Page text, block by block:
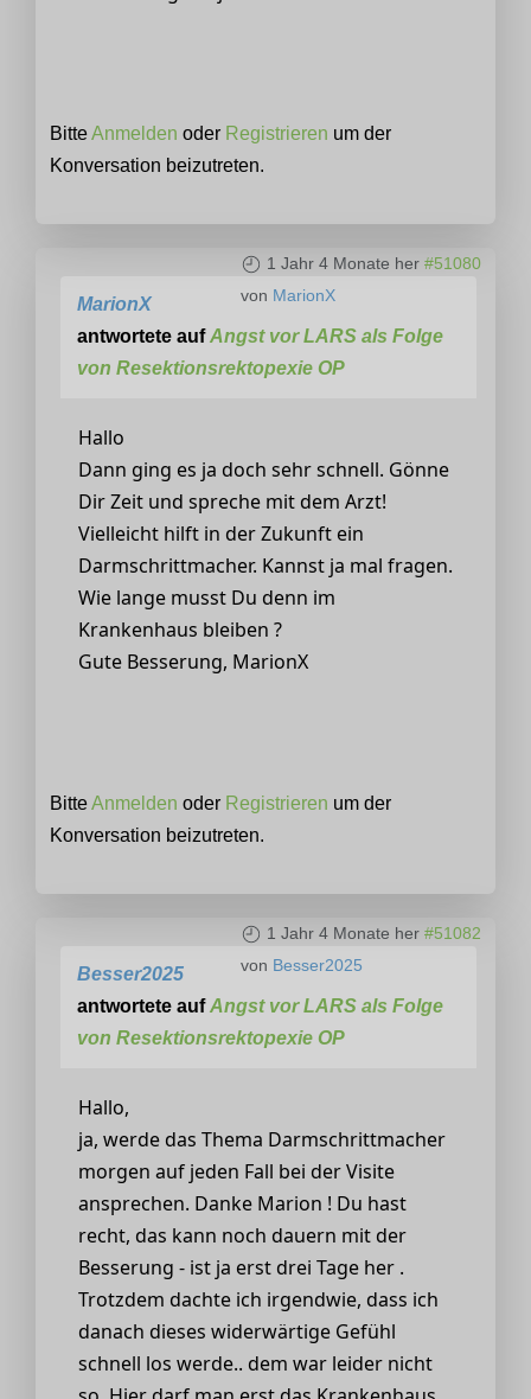
BitteAnmelden oder Registrieren um der
Konversation beizutreten.
1 Jahr 4 Monate her #51080
von MarionX
MarionX
antwortete aufAngst vor LARS als Folge
von Resektionsrektopexie OP
Hallo
Dann ging es ja doch sehr schnell. Gönne
Dir Zeit und spreche mit dem Arzt!
Vielleicht hilft in der Zukunft ein
Darmschrittmacher. Kannst ja mal fragen.
Wie lange musst Du denn im
Krankenhaus bleiben ?
Gute Besserung, MarionX
BitteAnmelden oder Registrieren um der
Konversation beizutreten.
1 Jahr 4 Monate her #51082
von Besser2025
Besser2025
antwortete aufAngst vor LARS als Folge
von Resektionsrektopexie OP
Hallo,
ja, werde das Thema Darmschrittmacher
morgen auf jeden Fall bei der Visite
ansprechen. Danke Marion ! Du hast
recht, das kann noch dauern mit der
Besserung - ist ja erst drei Tage her .
Trotzdem dachte ich irgendwie, dass ich
danach dieses widerwärtige Gefühl
schnell los werde.. dem war leider nicht